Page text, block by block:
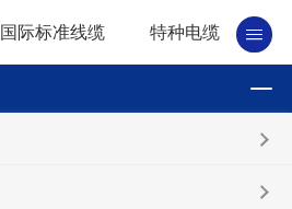
国际标准线缆 特种电缆